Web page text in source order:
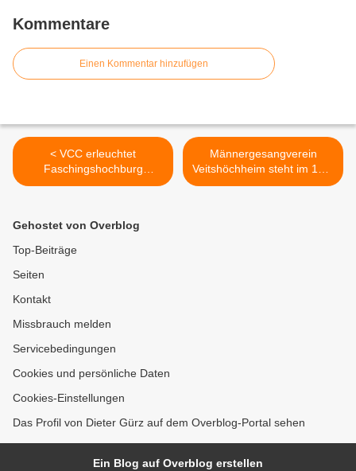
Kommentare
Einen Kommentar hinzufügen
< VCC erleuchtet
Faschingshochburg
Veitshöchheim -
Bewährtem und Neuem
Männergesangverein
Veitshöchheim steht im 110.
Jubiläumsjahr in voller Blüte
Gehostet von Overblog
Top-Beiträge
Seiten
Kontakt
Missbrauch melden
Servicebedingungen
Cookies und persönliche Daten
Cookies-Einstellungen
Das Profil von Dieter Gürz auf dem Overblog-Portal sehen
Ein Blog auf Overblog erstellen